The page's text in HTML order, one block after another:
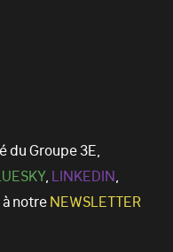
du Groupe 3E,
, LINKEDIN,
notreNEWSLETTER